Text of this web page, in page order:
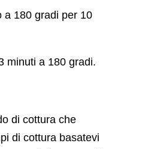
a 180 gradi per 10
minuti a 180 gradi.
di cottura che
di cottura basatevi